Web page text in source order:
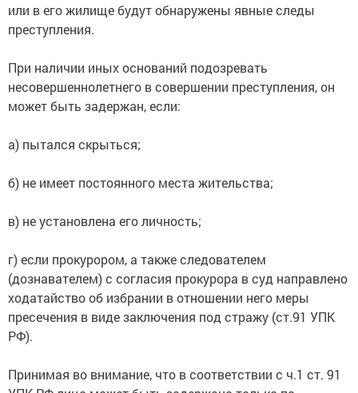
или в его жилище будут обнаружены явные следы
преступления.
При наличии иных оснований подозревать
несовершеннолетнего в совершении преступления, он
может быть задержан, если:
а) пытался скрыться;
б) не имеет постоянного места жительства;
в) не установлена его личность;
г) если прокурором, а также следователем
(дознавателем) с согласия прокурора в суд направлено
ходатайство об избрании в отношении него меры
пресечения в виде заключения под стражу (ст.91 УПК
РФ).
Принимая во внимание, что в соответствии с ч.1 ст. 91